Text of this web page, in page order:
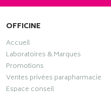
OFFICINE
Accueil
Laboratoires & Marques
Promotions
Ventes privées parapharmacie